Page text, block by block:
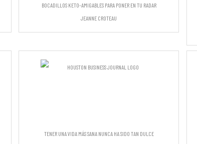
Bocadillos keto-Amigables para poner en tu radar
Jeanne Croteau
Tener una vida más sana nunca ha sido tan dulce